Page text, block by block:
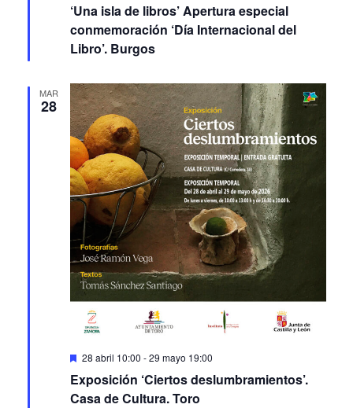
‘Una isla de libros’ Apertura especial
conmemoración ‘Día Internacional del
Libro’. Burgos
MAR
28
Featured
28 abril 10:00 -29 mayo 19:00
Exposición ‘Ciertos deslumbramientos’.
Casa de Cultura. Toro